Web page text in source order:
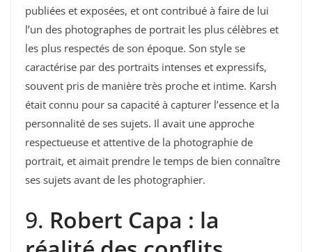
publiées et exposées, et ont contribué à faire de lui
l’un des photographes de portrait les plus célèbres et
les plus respectés de son époque. Son style se
caractérise par des portraits intenses et expressifs,
souvent pris de manière très proche et intime. Karsh
était connu pour sa capacité à capturer l’essence et la
personnalité de ses sujets. Il avait une approche
respectueuse et attentive de la photographie de
portrait, et aimait prendre le temps de bien connaître
ses sujets avant de les photographier.
9. Robert Capa : la